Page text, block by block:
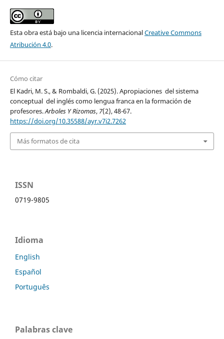
Esta obra está bajo una licencia internacionalCreative Commons
Atribución 4.0.
Cómo citar
El Kadri, M. S., & Rombaldi, G. (2025). Apropiaciones del sistema
conceptual del inglés como lengua franca en la formación de
profesores.Arboles Y Rizomas, 7(2), 48-67.
https://doi.org/10.35588/ayr.v7i2.7262
Más formatos de cita
ISSN
0719-9805
Idioma
English
Español
Português
Palabras clave